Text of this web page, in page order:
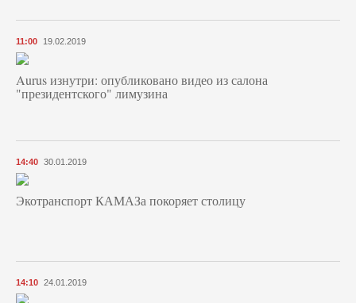
11:00 19.02.2019
Aurus изнутри: опубликовано видео из салона
"президентского" лимузина
14:40 30.01.2019
Экотранспорт КАМАЗа покоряет столицу
14:10 24.01.2019